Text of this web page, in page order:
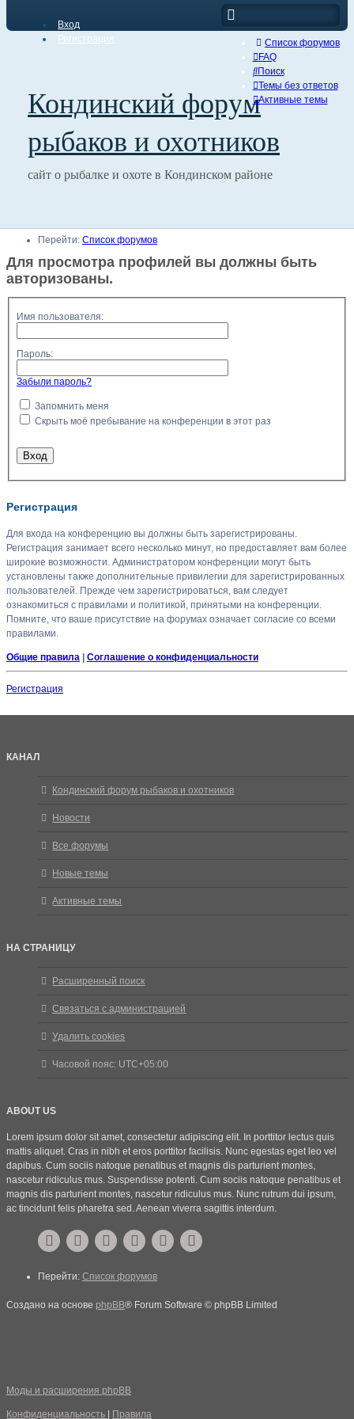
Список форумов
FAQ
Поиск
Темы без ответов
Активные темы
Вход
Регистрация
Кондинский форум
рыбаков и охотников
сайт о рыбалке и охоте в Кондинском районе
Перейти: Список форумов
Для просмотра профилей вы должны быть
авторизованы.
Имя пользователя:
Пароль:
Забыли пароль?
Запомнить меня
Скрыть моё пребывание на конференции в этот раз
Регистрация
Для входа на конференцию вы должны быть зарегистрированы.
Регистрация занимает всего несколько минут, но предоставляет вам более
широкие возможности. Администратором конференции могут быть
установлены также дополнительные привилегии для зарегистрированных
пользователей. Прежде чем зарегистрироваться, вам следует
ознакомиться с правилами и политикой, принятыми на конференции.
Помните, что ваше присутствие на форумах означает согласие со всеми
правилами.
Общие правила | Соглашение о конфиденциальности
Регистрация
КАНАЛ
Кондинский форум рыбаков и охотников
Новости
Все форумы
Новые темы
Активные темы
НА СТРАНИЦУ
Расширенный поиск
Связаться с администрацией
Удалить cookies
Часовой пояс: UTC+05:00
ABOUT US
Lorem ipsum dolor sit amet, consectetur adipiscing elit. In porttitor lectus quis
mattis aliquet. Cras in nibh et eros porttitor facilisis. Nunc egestas eget leo vel
dapibus. Cum sociis natoque penatibus et magnis dis parturient montes,
nascetur ridiculus mus. Suspendisse potenti. Cum sociis natoque penatibus et
magnis dis parturient montes, nascetur ridiculus mus. Nunc rutrum dui ipsum,
ac tincidunt felis pharetra sed. Aenean viverra sagittis interdum.
Перейти: Список форумов
Создано на основе phpBB® Forum Software © phpBB Limited
Моды и расширения phpBB
Конфиденциальность | Правила